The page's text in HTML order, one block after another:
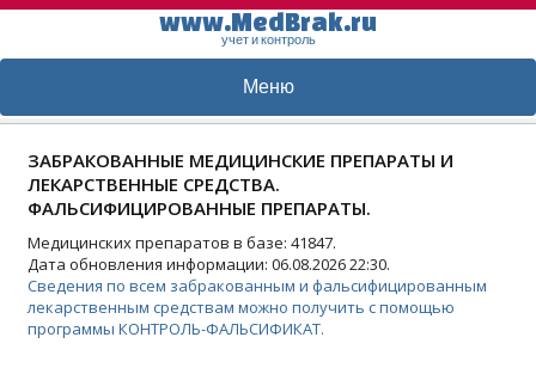
www.MedBrak.ru
учет и контроль
Меню
ЗАБРАКОВАННЫЕ МЕДИЦИНСКИЕ ПРЕПАРАТЫ И
ЛЕКАРСТВЕННЫЕ СРЕДСТВА.
ФАЛЬСИФИЦИРОВАННЫЕ ПРЕПАРАТЫ.
Медицинских препаратов в базе: 41847.
Дата обновления информации: 06.08.2026 22:30.
Сведения по всем забракованным и фальсифицированным
лекарственным средствам можно получить с помощью
программы КОНТРОЛЬ-ФАЛЬСИФИКАТ.